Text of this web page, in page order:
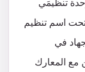
تنظيمَي
تحت اسم تنظيم
الجهاد في
مع المعارك